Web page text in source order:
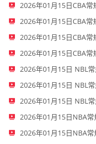
2026年01月15日CBA
2026年01月15日CBA
2026年01月15日CBA
2026年01月15日CBA
2026年01月15日 NBL
2026年01月15日 NBL
2026年01月15日NBA
2026年01月15日NBA